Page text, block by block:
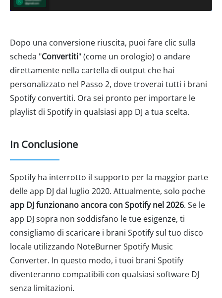
Dopo una conversione riuscita, puoi fare clic sulla
scheda "Convertiti" (come un orologio) o andare
direttamente nella cartella di output che hai
personalizzato nel Passo 2, dove troverai tutti i brani
Spotify convertiti. Ora sei pronto per importare le
playlist di Spotify in qualsiasi app DJ a tua scelta.
In Conclusione
Spotify ha interrotto il supporto per la maggior parte
delle app DJ dal luglio 2020. Attualmente, solo poche
app DJ funzionano ancora con Spotify nel 2026. Se le
app DJ sopra non soddisfano le tue esigenze, ti
consigliamo di scaricare i brani Spotify sul tuo disco
locale utilizzando NoteBurner Spotify Music
Converter. In questo modo, i tuoi brani Spotify
diventeranno compatibili con qualsiasi software DJ
senza limitazioni.